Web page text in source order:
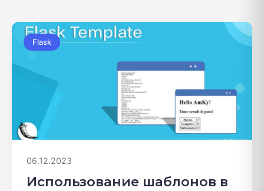
Flask
06.12.2023
Использование шаблонов в